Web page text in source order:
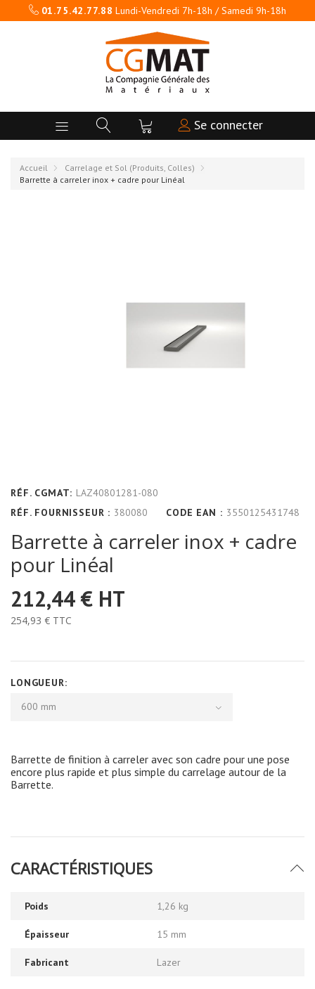
01.75.42.77.88 Lundi-Vendredi 7h-18h / Samedi 9h-18h
Se connecter
Accueil
Carrelage et Sol (Produits, Colles)
Barrette à carreler inox + cadre pour Linéal
RÉF. CGMAT: LAZ40801281-080
RÉF. FOURNISSEUR : 380080 CODE EAN : 3550125431748
Barrette à carreler inox + cadre
pour Linéal
212,44 € HT
254,93 € TTC
LONGUEUR:
600 mm
Barrette de finition à carreler avec son cadre pour une pose
encore plus rapide et plus simple du carrelage autour de la
Barrette.
CARACTÉRISTIQUES
Poids 1,26 kg
Épaisseur 15 mm
Fabricant Lazer